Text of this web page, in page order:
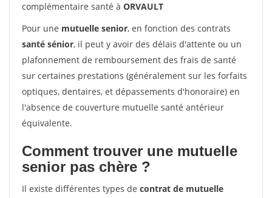
complémentaire santé à ORVAULT
Pour une mutuelle senior, en fonction des contrats
santé sénior, il peut y avoir des délais d'attente ou un
plafonnement de remboursement des frais de santé
sur certaines prestations (généralement sur les forfaits
optiques, dentaires, et dépassements d'honoraire) en
l'absence de couverture mutuelle santé antérieur
équivalente.
Comment trouver une mutuelle
senior pas chère ?
Il existe différentes types de contrat de mutuelle